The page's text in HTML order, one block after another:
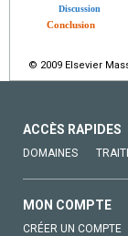
Discussion
Conclusion
© 2009 Elsevier
ACCÈS RAPIDES
DOMAINES
MON COMPTE
CRÉER UN COMPTE